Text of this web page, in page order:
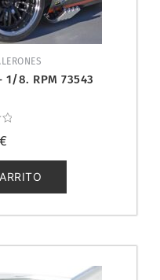
1/8. RPM 73543
€